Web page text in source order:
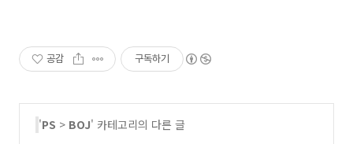
hs.add(edges[i][j] =
            }
int idx = 0;
for ( int i = 0 ; i < m; i++) {
if (hs.contains(i+
공감 구독하기
'PS > BOJ' 카테고리의 다른 글